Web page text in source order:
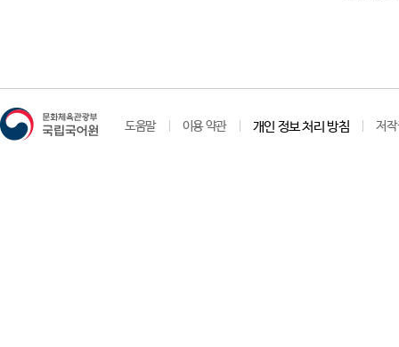
도움말 이용 약관 개인 정보 처리 방침 저